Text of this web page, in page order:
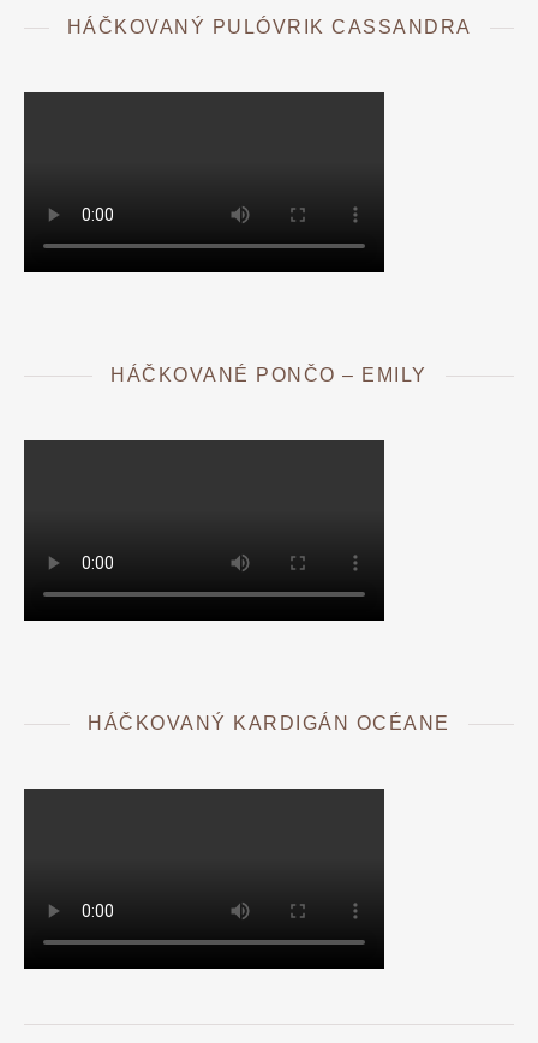
HÁČKOVANÝ PULÓVRIK CASSANDRA
HÁČKOVANÉ PONČO – EMILY
HÁČKOVANÝ KARDIGÁN OCÉANE